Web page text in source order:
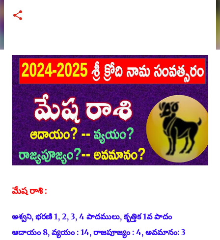
మేష రాశి :
అశ్వని, భరణి 1, 2, 3, 4 పాదములు, కృత్తిక 1వ పాదం
ఆదాయం 8, వ్యయం : 14, రాజపూజ్యం : 4, అవమానం: 3